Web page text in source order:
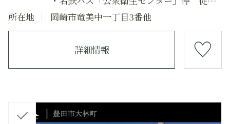
分
所在地 岡崎市竜美中一丁目3番他
詳細情報